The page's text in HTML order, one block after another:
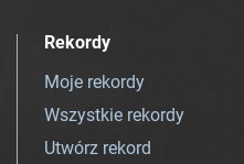
Rekordy
Moje rekordy
Wszystkie rekordy
Utwórz rekord